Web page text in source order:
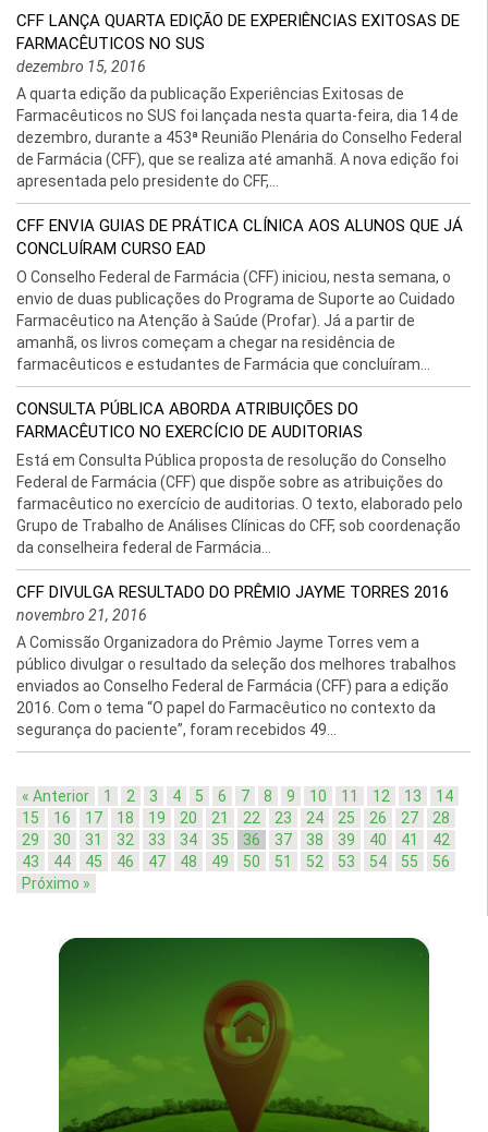
CFF LANÇA QUARTA EDIÇÃO DE EXPERIÊNCIAS EXITOSAS DE
FARMACÊUTICOS NO SUS
dezembro 15, 2016
A quarta edição da publicação Experiências Exitosas de
Farmacêuticos no SUS foi lançada nesta quarta-feira, dia 14 de
dezembro, durante a 453ª Reunião Plenária do Conselho Federal
de Farmácia (CFF), que se realiza até amanhã. A nova edição foi
apresentada pelo presidente do CFF,...
CFF ENVIA GUIAS DE PRÁTICA CLÍNICA AOS ALUNOS QUE JÁ
CONCLUÍRAM CURSO EAD
O Conselho Federal de Farmácia (CFF) iniciou, nesta semana, o
envio de duas publicações do Programa de Suporte ao Cuidado
Farmacêutico na Atenção à Saúde (Profar). Já a partir de
amanhã, os livros começam a chegar na residência de
farmacêuticos e estudantes de Farmácia que concluíram...
CONSULTA PÚBLICA ABORDA ATRIBUIÇÕES DO
FARMACÊUTICO NO EXERCÍCIO DE AUDITORIAS
Está em Consulta Pública proposta de resolução do Conselho
Federal de Farmácia (CFF) que dispõe sobre as atribuições do
farmacêutico no exercício de auditorias. O texto, elaborado pelo
Grupo de Trabalho de Análises Clínicas do CFF, sob coordenação
da conselheira federal de Farmácia...
CFF DIVULGA RESULTADO DO PRÊMIO JAYME TORRES 2016
novembro 21, 2016
A Comissão Organizadora do Prêmio Jayme Torres vem a
público divulgar o resultado da seleção dos melhores trabalhos
enviados ao Conselho Federal de Farmácia (CFF) para a edição
2016. Com o tema “O papel do Farmacêutico no contexto da
segurança do paciente”, foram recebidos 49...
« Anterior 1 2 3 4 5 6 7 8 9 10 11 12 13
14
15
16 17 18 19 20 21 22 23 24 25 26 27
28
29
30 31 32 33 34 35 36 37 38 39 40 41
42
43
44 45 46 47 48 49 50 51 52 53 54 55
56
Próximo »